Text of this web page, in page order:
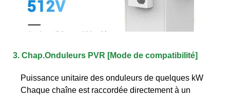
3. Chap.Onduleurs PVR [Mode de compatibilité]
Puissance unitaire des onduleurs de quelques kW
Chaque chaîne est raccordée directement à un